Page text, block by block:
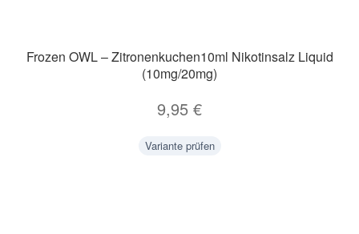
Frozen OWL – Zitronenkuchen10ml Nikotinsalz Liquid
(10mg/20mg)
9,95 €
Variante prüfen